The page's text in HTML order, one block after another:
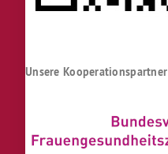
Unsere Kooperationspartner